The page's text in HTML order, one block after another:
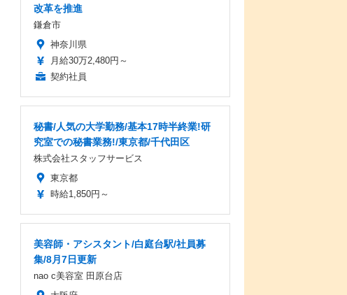
改革を推進
鎌倉市
神奈川県
月給30万2,480円～
契約社員
秘書/人気の大学勤務/基本17時半終業!研
究室での秘書業務!/東京都/千代田区
株式会社スタッフサービス
東京都
時給1,850円～
美容師・アシスタント/白庭台駅/社員募
集/8月7日更新
nao c美容室 田原台店